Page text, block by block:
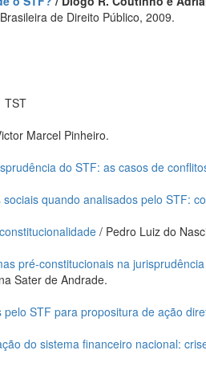
de Direito Público, 2009.
TST
Marcel Pinheiro.
do STF: as casos de
quando analisados pelo STF:
/ Pedro Luiz do
pré-constitucionais na
Sater de Andrade.
STF para propositura de ação
do sistema financeiro nacional: